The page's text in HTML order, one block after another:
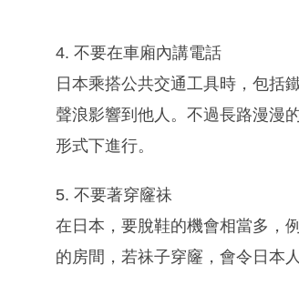
4. 不要在車廂內講電話
日本乘搭公共交通工具時，包括
聲浪影響到他人。不過長路漫漫
形式下進行。
5. 不要著穿窿祙
在日本，要脫鞋的機會相當多，
的房間，若祙子穿窿，會令日本